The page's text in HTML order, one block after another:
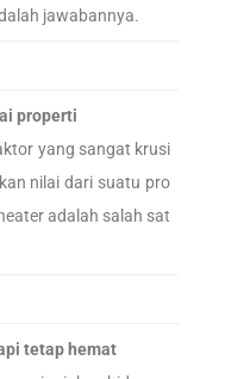
jawabannya.
properti
yang sangat krusi
nilai dari suatu pro
adalah salah sat
tetap hemat